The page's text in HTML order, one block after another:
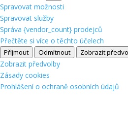
Spravovat možnosti
Spravovat služby
Správa {vendor_count} prodejců
Přečtěte si více o těchto účelech
Příjmout Odmítnout Zobrazit
Zobrazit předvolby
Zásady cookies
Prohlášení o ochraně osobních údajů